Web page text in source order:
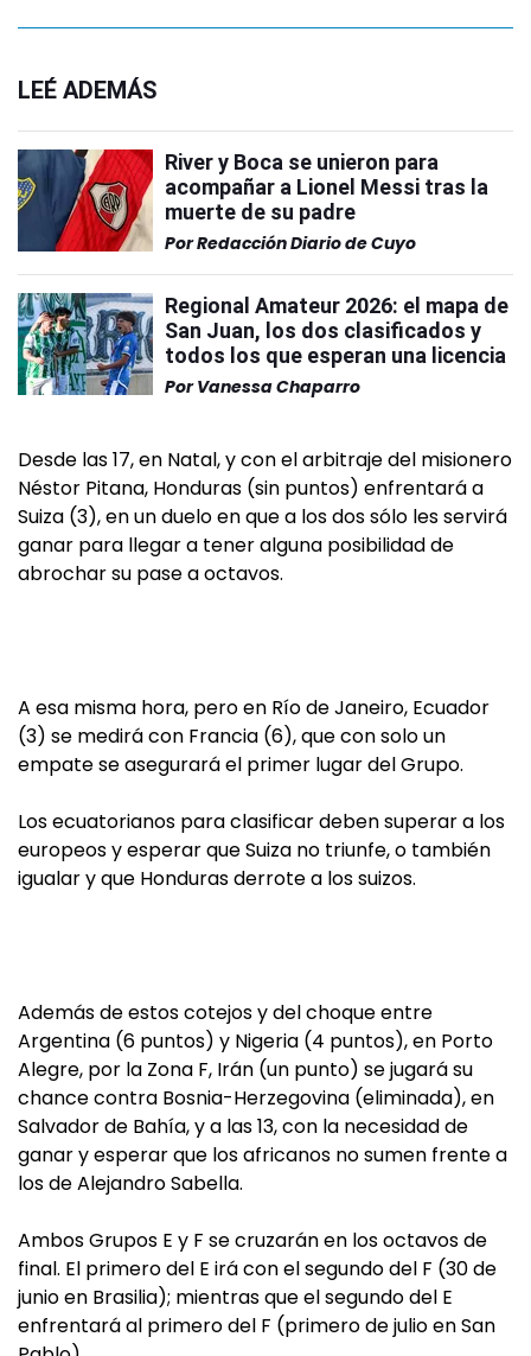
LEÉ ADEMÁS
River y Boca se unieron para
acompañar a Lionel Messi tras la
muerte de su padre
PorRedacción Diario de Cuyo
Regional Amateur 2026: el mapa de
San Juan, los dos clasificados y
todos los que esperan una licencia
Por Vanessa Chaparro
Desde las 17, en Natal, y con el arbitraje del misionero
Néstor Pitana, Honduras (sin puntos) enfrentará a
Suiza (3), en un duelo en que a los dos sólo les servirá
ganar para llegar a tener alguna posibilidad de
abrochar su pase a octavos.
A esa misma hora, pero en Río de Janeiro, Ecuador
(3) se medirá con Francia (6), que con solo un
empate se asegurará el primer lugar del Grupo.
Los ecuatorianos para clasificar deben superar a los
europeos y esperar que Suiza no triunfe, o también
igualar y que Honduras derrote a los suizos.
Además de estos cotejos y del choque entre
Argentina (6 puntos) y Nigeria (4 puntos), en Porto
Alegre, por la Zona F, Irán (un punto) se jugará su
chance contra Bosnia-Herzegovina (eliminada), en
Salvador de Bahía, y a las 13, con la necesidad de
ganar y esperar que los africanos no sumen frente a
los de Alejandro Sabella.
Ambos Grupos E y F se cruzarán en los octavos de
final. El primero del E irá con el segundo del F (30 de
junio en Brasilia); mientras que el segundo del E
enfrentará al primero del F (primero de julio en San